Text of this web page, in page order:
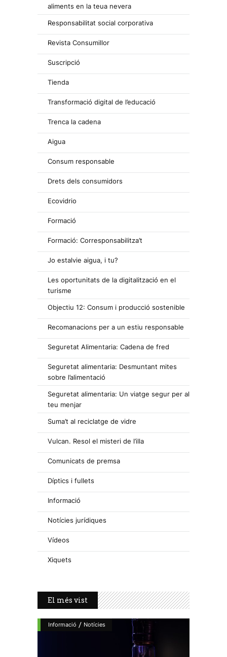
aliments en la teua nevera
Responsabilitat social corporativa
Revista Consumillor
Suscripció
Tienda
Transformació digital de l’educació
Trenca la cadena
Aigua
Consum responsable
Drets dels consumidors
Ecovidrio
Formació
Formació: Corresponsabilitza’t
Jo estalvie aigua, i tu?
Les oportunitats de la digitalització en el
turisme
Objectiu 12: Consum i producció sostenible
Recomanacions per a un estiu responsable
Seguretat Alimentaria: Cadena de fred
Seguretat alimentaria: Desmuntant mites
sobre l’alimentació
Seguretat alimentaria: Un viatge segur per al
teu menjar
Suma’t al reciclatge de vidre
Vulcan. Resol el misteri de l’illa
Comunicats de premsa
Díptics i fullets
Informació
Notícies jurídiques
Vídeos
Xiquets
El més vist
Informació / Notícies